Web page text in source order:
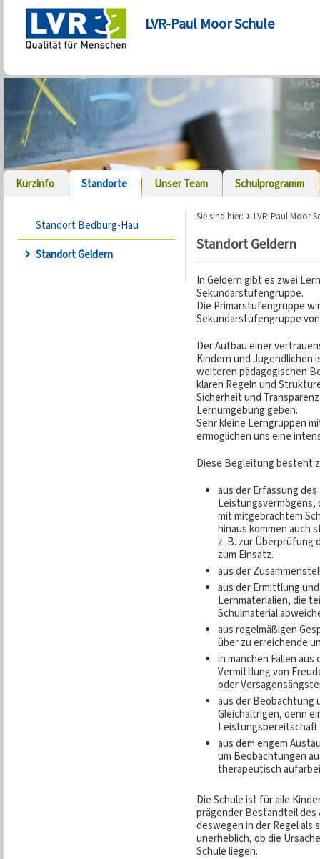
LVR-Paul Moor Schule
Kurzinfo Standorte Unser Team Schulprogramm
Standort Bedburg-Hau
Standort Geldern
Sie sind hier: LVR-Paul Moor
Standort Geldern
In Geldern gibt es zwei
Sekundarstufengruppe.
Die Primarstufengruppe
Sekundarstufengruppe
Der Aufbau einer
Kindern und Jugendlichen
weiteren pädagogischen
klaren Regeln und
Sicherheit und
Lernumgebung geben.
Sehr kleine Lerngruppen
ermöglichen uns eine
Diese Begleitung besteht
aus der Erfassung
Leistungsvermögens,
mit mitgebrachtem
hinaus kommen auch
z. B. zur
zum Einsatz.
aus der
aus der Ermittlung
Lernmaterialien, die
Schulmaterial
aus regelmäßigen
über zu erreichende
in manchen Fällen
Vermittlung von
oder
aus der Beobachtung
Gleichaltrigen, denn
aus dem engem
um Beobachtungen
therapeutisch
Die Schule ist für alle
prägender Bestandteil des
deswegen in der Regel als
unerheblich, ob die
Schule liegen.